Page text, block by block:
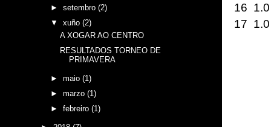
16
17
► setembro (2)
▼ xuño (2)
A XOGAR AO CENTRO
RESULTADOS TORNEO DE
PRIMAVERA
► maio (1)
► marzo (1)
► febreiro (1)